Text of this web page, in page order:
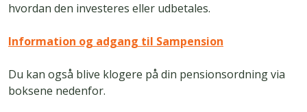
hvordan den investeres eller udbetales.
Information og adgang til Sampension
Du kan også blive klogere på din pensionsordning via
boksene nedenfor.